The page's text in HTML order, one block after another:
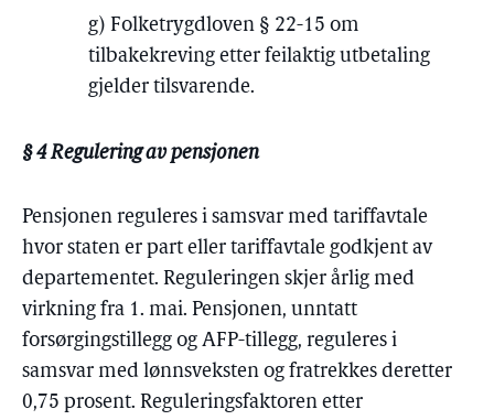
g) Folketrygdloven § 22-15 om
tilbakekreving etter feilaktig utbetaling
gjelder tilsvarende.
§ 4 Regulering av pensjonen
Pensjonen reguleres i samsvar med tariffavtale
hvor staten er part eller tariffavtale godkjent av
departementet. Reguleringen skjer årlig med
virkning fra 1. mai. Pensjonen, unntatt
forsørgingstillegg og AFP-tillegg, reguleres i
samsvar med lønnsveksten og fratrekkes deretter
0,75 prosent. Reguleringsfaktoren etter